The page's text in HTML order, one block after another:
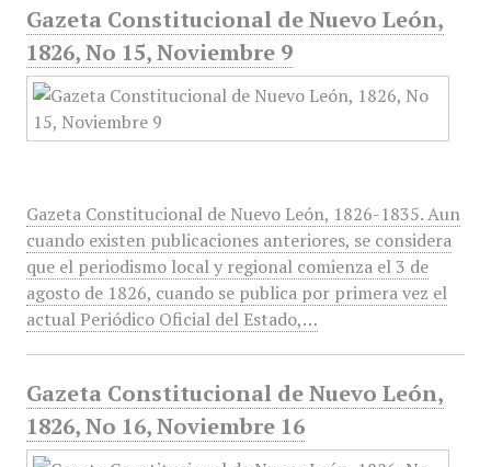
Gazeta Constitucional de Nuevo León,
1826, No 15, Noviembre 9
Gazeta Constitucional de Nuevo León, 1826-1835. Aun
cuando existen publicaciones anteriores, se considera
que el periodismo local y regional comienza el 3 de
agosto de 1826, cuando se publica por primera vez el
actual Periódico Oficial del Estado,…
Gazeta Constitucional de Nuevo León,
1826, No 16, Noviembre 16